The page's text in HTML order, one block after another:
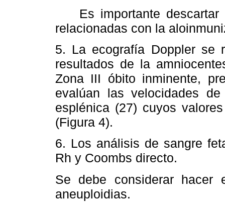
Es importante descartar
relacionadas con la
5. La ecografía Doppler se
resultados de la
Zona III óbito inminente,
evalúan las velocidades
esplénica (27) cuyos
(Figura 4).
6. Los análisis de sangre
Rh y Coombs directo.
Se debe considerar
aneuploidias.